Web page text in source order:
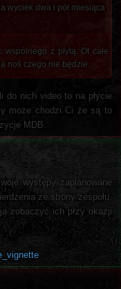
wyciek dwa i pół miesiąca
z płytą. Ot całe
noś czego nie będzie.
do nich video to na płycie
może chodzi Ci że są to
MDB.
występy zaplanowane
ze strony zespołu.
zobaczyć ich przy okazji